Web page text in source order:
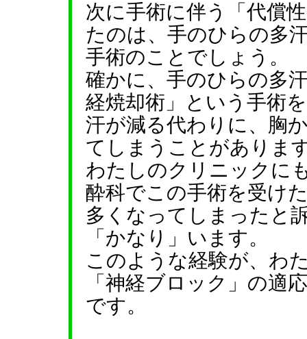
次に手術に伴う「代償
たのは、手のひらの多
手術のことでしょう。
確かに、手のひらの多
経焼却術」という手術
汗が減る代わりに、胸
てしまうことがありま
わたしのクリニックに
酔科でこの手術を受け
多くなってしまったと
「かなり」います。
このような経験が、わ
「神経ブロック」の適
です。